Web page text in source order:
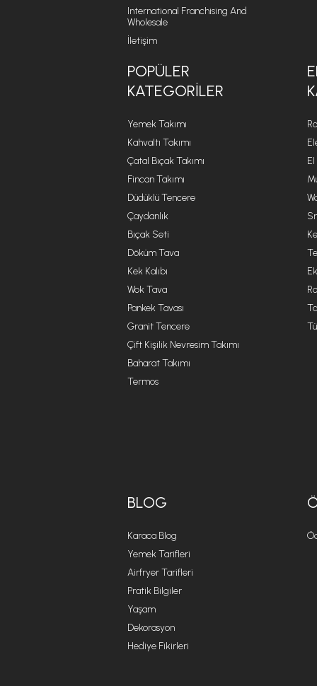
International Franchising And
Wholesale
İletişim
POPÜLER
KATEGORILER
Yemek Takımı
Kahvaltı Takımı
Çatal Bıçak Takımı
Fincan Takımı
Düdüklü Tencere
Çaydanlık
Bıçak Seti
Döküm Tava
Kek Kalıbı
Wok Tava
Pankek Tavası
Granit Tencere
Çift Kişilik Nevresim Takımı
Baharat Takımı
Termos
BLOG
Karaca Blog
Yemek Tarifleri
Airfryer Tarifleri
Pratik Bilgiler
Yaşam
Dekorasyon
Hediye Fikirleri